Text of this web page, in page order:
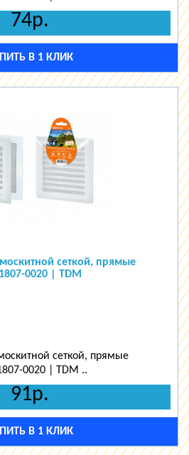
74р.
В 1 КЛИК
сеткой, прямые
0020 | TDM
сеткой, прямые
0020 | TDM ..
91р.
В 1 КЛИК